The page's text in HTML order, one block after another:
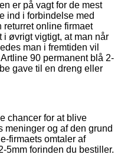
er på vagt for de mest
ind i forbindelse med
returret online firmaet
i øvrigt vigtigt, at man når
man i fremtiden vil
90 permanent blå 2-
gave til en dreng eller
chancer for at blive
meninger og af den grund
firmaets omtaler af
5mm forinden du bestiller.